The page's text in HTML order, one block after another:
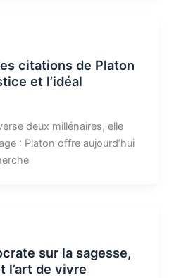
citations de Platon
et l’idéal
deux millénaires, elle
: Platon offre aujourd’hui
sur la sagesse,
l’art de vivre